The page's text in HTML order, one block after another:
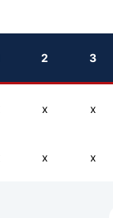
2 3
x x
x x